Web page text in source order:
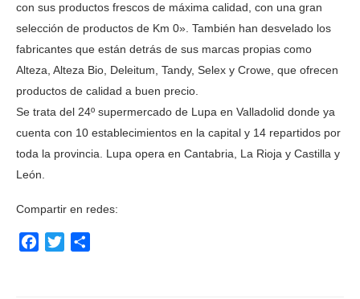
con sus productos frescos de máxima calidad, con una gran
selección de productos de Km 0». También han desvelado los
fabricantes que están detrás de sus marcas propias como
Alteza, Alteza Bio, Deleitum, Tandy, Selex y Crowe, que ofrecen
productos de calidad a buen precio.
Se trata del 24º supermercado de Lupa en Valladolid donde ya
cuenta con 10 establecimientos en la capital y 14 repartidos por
toda la provincia. Lupa opera en Cantabria, La Rioja y Castilla y
León.
Compartir en redes:
Facebook
Twitter